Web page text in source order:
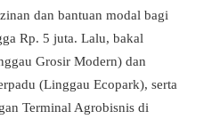
dan bantuan modal bagi
Rp. 5 juta. Lalu, bakal
Grosir Modern) dan
(Linggau Ecopark), serta
Terminal Agrobisnis di